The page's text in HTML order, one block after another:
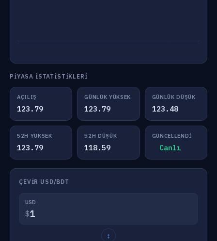
PIYASA İSTATISTIKLERI
AÇILIŞ
123.79
GÜNLÜK YÜKSEK
123.79
GÜNLÜK DÜŞÜK
123.48
52H YÜKSEK
123.79
52H DÜŞÜK
118.59
GÜNCELLENDI
Canlı
ÇEVIR USD/BDT
USD
$
↕